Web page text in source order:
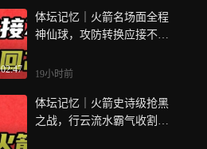
02:47
体坛记忆｜火箭名场面全程
神仙球，攻防转换应接不
19小时前
体坛记忆｜火箭史诗级抢黑
之战，行云流水霸气收割，